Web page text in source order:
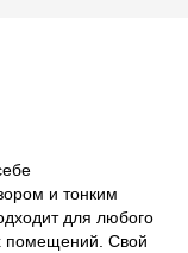
и тонким
для любого
помещений. Свой